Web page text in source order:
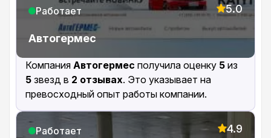
Работает 5.0
Автогермес
Компания Автогермес получила оценку 5 из
5 звезд в 2 отзывах. Это указывает на
превосходный опыт работы компании.
Работает 4.9